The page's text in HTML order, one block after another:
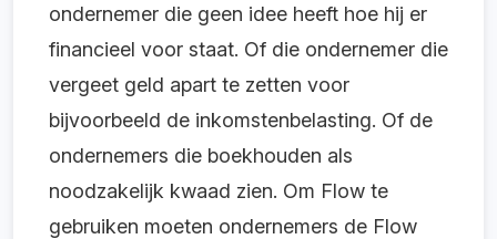
ondernemer die geen idee heeft hoe hij er
financieel voor staat. Of die ondernemer die
vergeet geld apart te zetten voor
bijvoorbeeld de inkomstenbelasting. Of de
ondernemers die boekhouden als
noodzakelijk kwaad zien. Om Flow te
gebruiken moeten ondernemers de Flow